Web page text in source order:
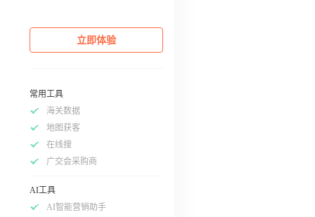
立即体验
常用工具
海关数据
地图获客
在线搜
广交会采购商
AI工具
AI智能营销助手